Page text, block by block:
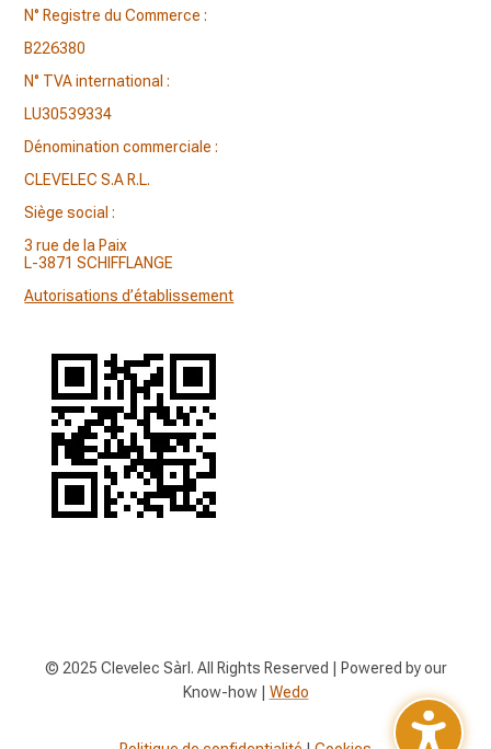
N° Registre du Commerce :
B226380
N° TVA international :
LU30539334
Dénomination commerciale :
CLEVELEC S.A R.L.
Siège social :
3 rue de la Paix
L-3871 SCHIFFLANGE
Autorisations d’établissement
© 2025 Clevelec Sàrl. All Rights Reserved |
Powered by our
Know-how | Wedo